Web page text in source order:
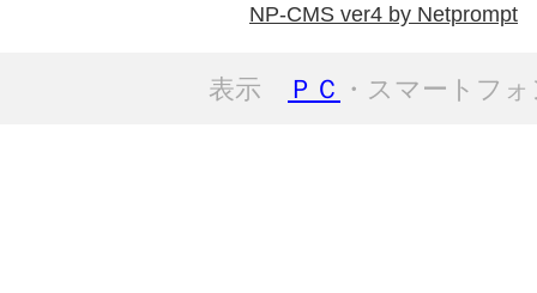
NP-CMS ver4 by Netprompt
表示 ＰＣ ・スマートフ